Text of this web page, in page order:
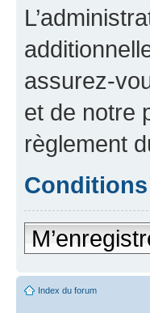
assurez-
et de notre
règlement
Index du forum